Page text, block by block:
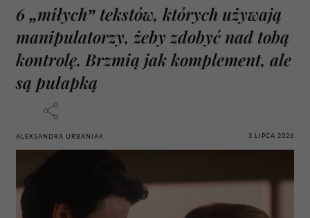
6 „miłych” tekstów, których używają
manipulatorzy, żeby zdobyć nad tobą
kontrolę. Brzmią jak komplement, ale
są pułapką
ALEKSANDRA URBANIAK 3 LIPCA 2026